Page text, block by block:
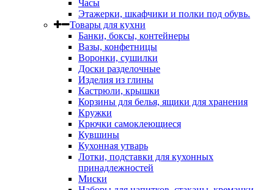
Часы
Этажерки, шкафчики и полки под обувь.
Товары для кухни
Банки, боксы, контейнеры
Вазы, конфетницы
Воронки, сушилки
Доски разделочные
Изделия из глины
Кастрюли, крышки
Корзины для белья, ящики для хранения
Кружки
Крючки самоклеющиеся
Кувшины
Кухонная утварь
Лотки, подставки для кухонных
принадлежностей
Миски